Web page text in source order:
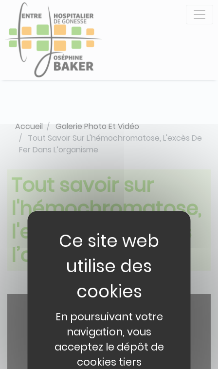
contenu
principal
Accueil
Galerie Photo Et Vidéo
Tout Savoir Sur L'hémochromatose, L'excès De
Fer Dans L’organisme
Tout savoir sur
l'hémochromatose,
l'excès de fer dans
l’organisme
Panneau de gestion des cookies
En poursuivant votre
navigation, vous
acceptez le dépôt de
cookies tiers